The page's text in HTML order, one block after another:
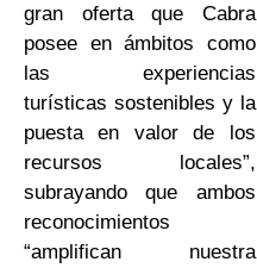
gran oferta que Cabra
posee en ámbitos como
las experiencias
turísticas sostenibles y la
puesta en valor de los
recursos locales”,
subrayando que ambos
reconocimientos
“amplifican nuestra